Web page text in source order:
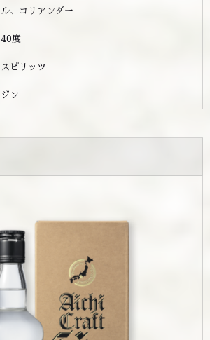
ル、コリアンダー
40度
スピリッツ
ジン